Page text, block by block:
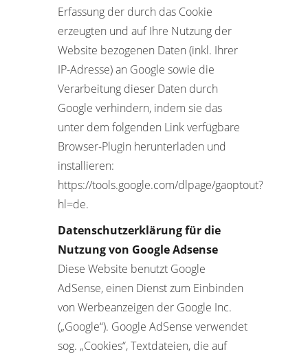
Erfassung der durch das Cookie
erzeugten und auf Ihre Nutzung der
Website bezogenen Daten (inkl. Ihrer
IP-Adresse) an Google sowie die
Verarbeitung dieser Daten durch
Google verhindern, indem sie das
unter dem folgenden Link verfügbare
Browser-Plugin herunterladen und
installieren:
https://tools.google.com/dlpage/gaoptout?
hl=de.
Datenschutzerklärung für die
Nutzung von Google Adsense
Diese Website benutzt Google
AdSense, einen Dienst zum Einbinden
von Werbeanzeigen der Google Inc.
(„Google“). Google AdSense verwendet
sog. „Cookies“, Textdateien, die auf